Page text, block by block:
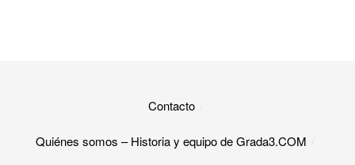
Contacto
Quiénes somos – Historia y equipo de Grada3.COM